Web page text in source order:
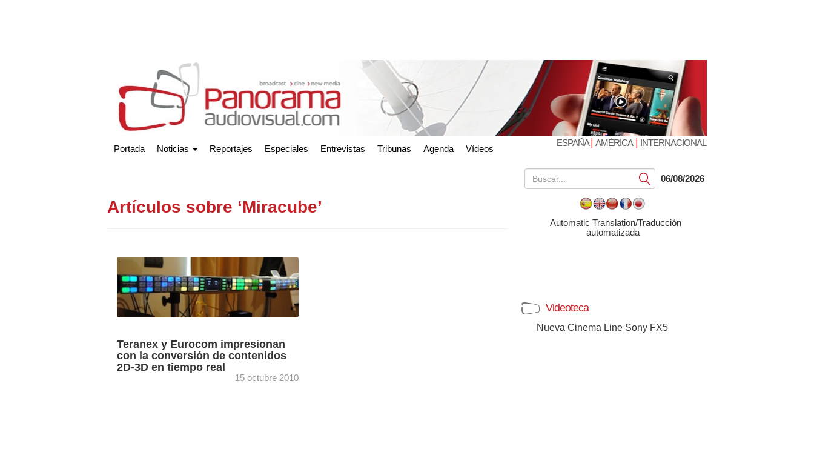
Portada Noticias Reportajes Especiales Entrevistas Tribunas Agenda Vídeos
ESPAÑA| AMÉRICA| INTERNACIONAL
Artículos sobre ‘Miracube’
Teranex y Eurocom impresionan
con la conversión de contenidos
2D-3D en tiempo real
15 octubre 2010
Submit06/08/2026
Automatic Translation/Traducción
automatizada
Videoteca
Nueva Cinema Line Sony FX5